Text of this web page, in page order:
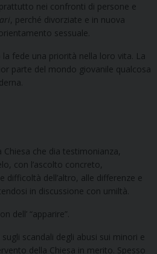
nei confronti di persone e
, perché divorziate e in nuova
sessuale.
fede una priorità nella loro vita. La
parte del mondo giovanile qualcosa
che dia testimonianza,
con l’ascolto concreto,
difficoltà dell’altro, alle differenze e
in discussione con umiltà.
dell’ “apparire”.
scandali degli abusi sui minori e
della Chiesa in merito. Spesso